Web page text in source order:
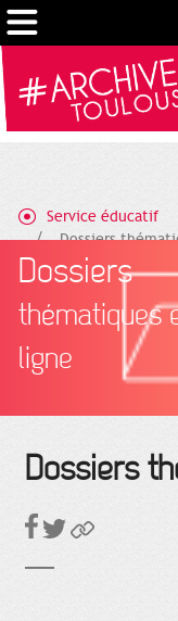
Service éducatif
Dossiers
Dossiers
thématiques
ligne
Dossiers
Gestion de vos